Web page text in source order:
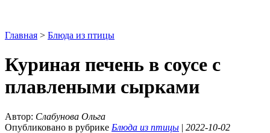
Главная > Блюда из птицы
Куриная печень в соусе с
плавлеными сырками
Автор: Слабунова Ольга
Опубликовано в рубрике Блюда из птицы | 2022-10-02